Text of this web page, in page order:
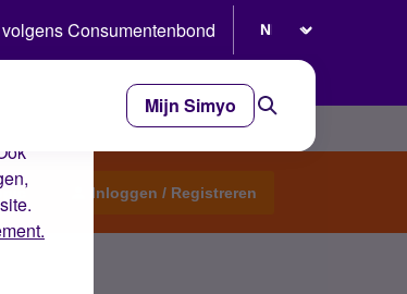
de
Consumentenbond
Mijn Simyo
Inloggen / Registreren